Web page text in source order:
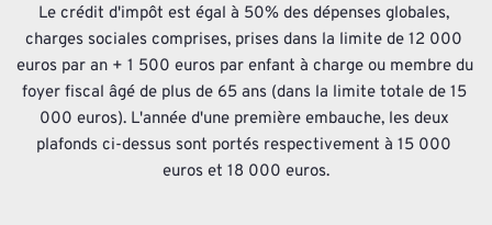
Le crédit d'impôt est égal à 50% des dépenses globales,
charges sociales comprises, prises dans la limite de 12 000
euros par an + 1 500 euros par enfant à charge ou membre du
foyer fiscal âgé de plus de 65 ans (dans la limite totale de 15
000 euros). L'année d'une première embauche, les deux
plafonds ci-dessus sont portés respectivement à 15 000
euros et 18 000 euros.